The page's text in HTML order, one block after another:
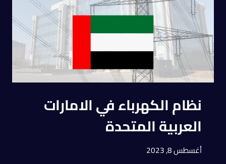
نظام الكهرباء في الامارات
العربية المتحدة
أغسطس 8, 2023